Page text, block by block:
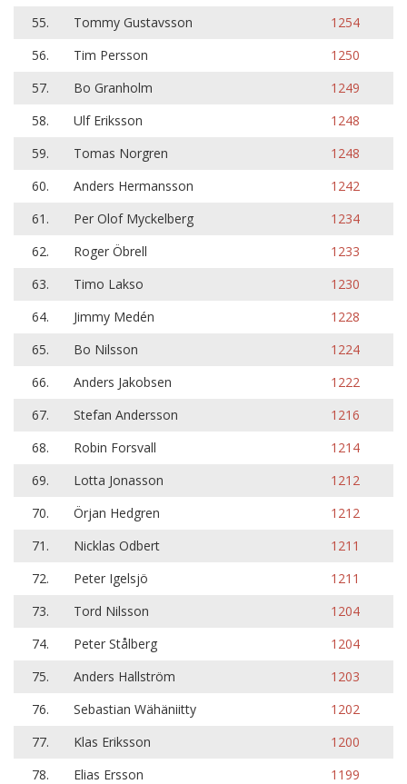
55. Tommy Gustavsson
1254
56.
Tim Persson
1250
57.
Bo Granholm
1249
58.
Ulf Eriksson
1248
59.
Tomas Norgren
1248
60.
Anders Hermansson
1242
61.
Per Olof Myckelberg
1234
62.
Roger Öbrell
1233
63.
Timo Lakso
1230
64.
Jimmy Medén
1228
65.
Bo Nilsson
1224
66.
Anders Jakobsen
1222
67.
Stefan Andersson
1216
68.
Robin Forsvall
1214
69.
Lotta Jonasson
1212
70.
Örjan Hedgren
1212
71.
Nicklas Odbert
1211
72.
Peter Igelsjö
1211
73.
Tord Nilsson
1204
74.
Peter Stålberg
1204
75.
Anders Hallström
1203
76.
Sebastian Wähäniitty
1202
77.
Klas Eriksson
1200
78.
Elias Ersson
1199